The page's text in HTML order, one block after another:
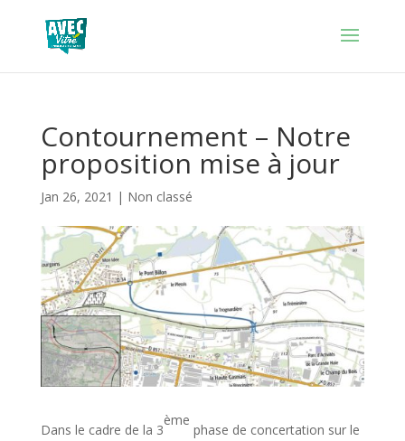
Contournement – Notre
proposition mise à jour
Jan 26, 2021 | Non classé
Dans le cadre de la 3
ème
phase de concertation sur le